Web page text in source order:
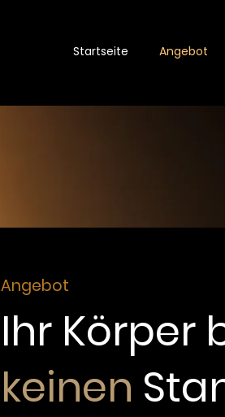
Startseite Angebot
Angebot
Ihr Körper
keinen